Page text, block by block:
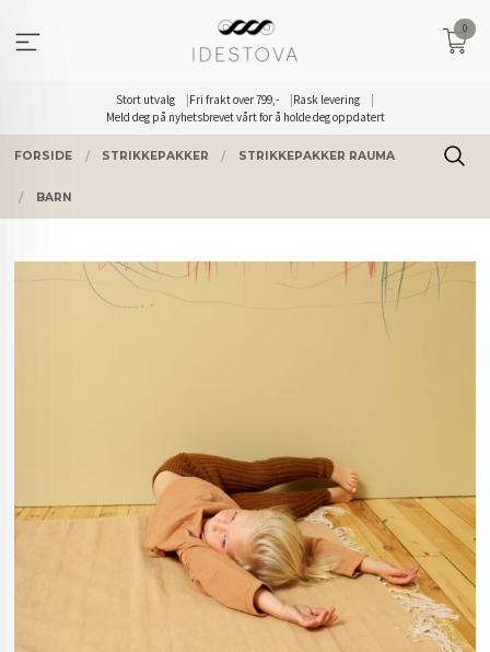
innholdet
Stort utvalg Fri frakt over 799,-
Rask levering
Meld deg på nyhetsbrevet vårt for å holde deg oppdatert
0
FORSIDE STRIKKEPAKKER STRIKKEPAKKER RAUMA
BARN